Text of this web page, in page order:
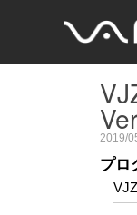
2019/
プロ